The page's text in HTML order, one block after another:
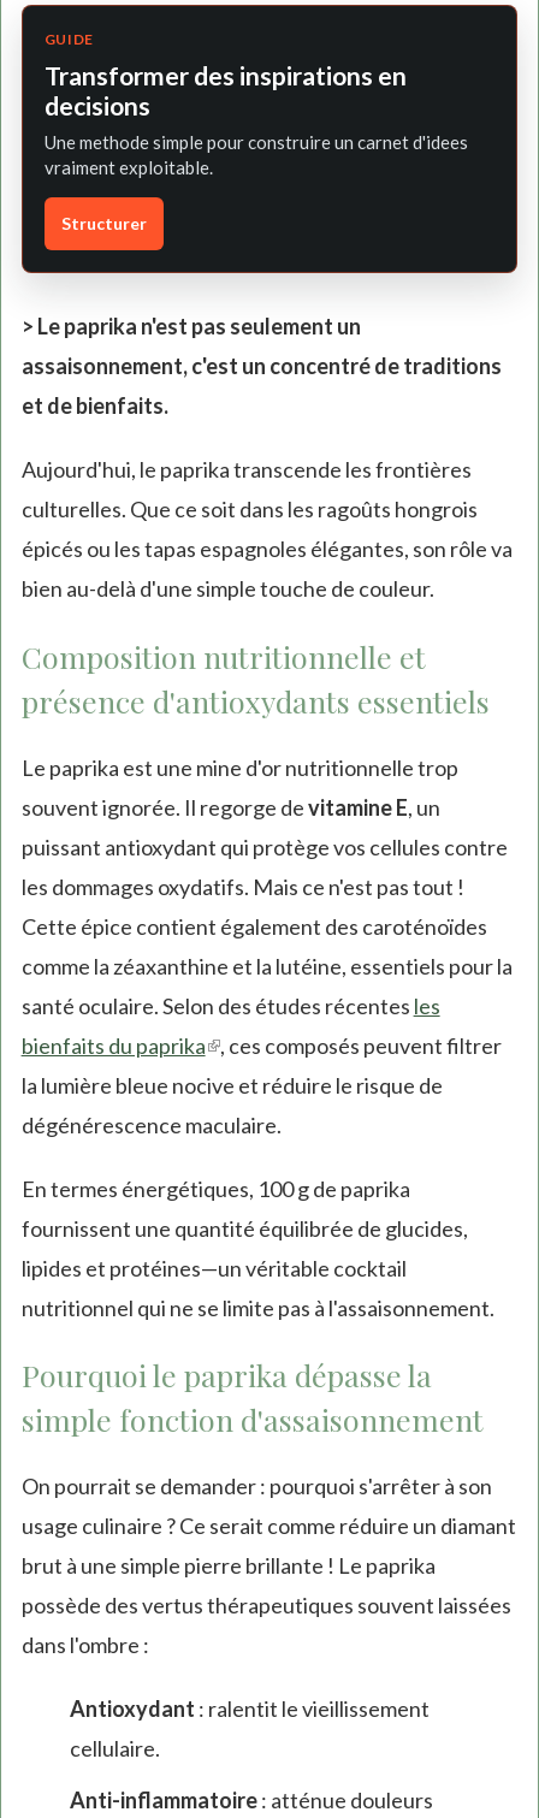
GUIDE
Transformer des inspirations en
decisions
Une methode simple pour construire un carnet d'idees
vraiment exploitable.
Structurer
> Le paprika n'est pas seulement un
assaisonnement, c'est un concentré de traditions
et de bienfaits.
Aujourd'hui, le paprika transcende les frontières
culturelles. Que ce soit dans les ragoûts hongrois
épicés ou les tapas espagnoles élégantes, son rôle va
bien au-delà d'une simple touche de couleur.
Composition nutritionnelle et
présence d'antioxydants essentiels
Le paprika est une mine d'or nutritionnelle trop
souvent ignorée. Il regorge devitamine E, un
puissant antioxydant qui protège vos cellules contre
les dommages oxydatifs. Mais ce n'est pas tout !
Cette épice contient également des caroténoïdes
comme la zéaxanthine et la lutéine, essentiels pour la
santé oculaire. Selon des études récentes les
bienfaits du paprika(link
is
external)
, ces composés peuvent filtrer
la lumière bleue nocive et réduire le risque de
dégénérescence maculaire.
En termes énergétiques, 100 g de paprika
fournissent une quantité équilibrée de glucides,
lipides et protéines—un véritable cocktail
nutritionnel qui ne se limite pas à l'assaisonnement.
Pourquoi le paprika dépasse la
simple fonction d'assaisonnement
On pourrait se demander : pourquoi s'arrêter à son
usage culinaire ? Ce serait comme réduire un diamant
brut à une simple pierre brillante ! Le paprika
possède des vertus thérapeutiques souvent laissées
dans l'ombre :
Antioxydant : ralentit le vieillissement
cellulaire.
Anti-inflammatoire: atténue douleurs